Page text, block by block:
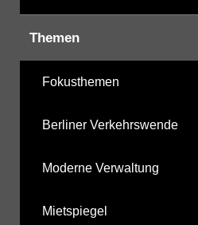
Themen
Fokusthemen
Berliner Verkehrswende
Moderne Verwaltung
Mietspiegel